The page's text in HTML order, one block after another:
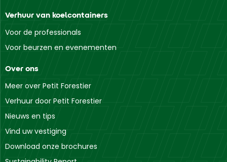
Verhuur van koelcontainers
Voor de professionals
Voor beurzen en evenementen
Over ons
Meer over Petit Forestier
Verhuur door Petit Forestier
Nieuws en tips
Vind uw vestiging
Download onze brochures